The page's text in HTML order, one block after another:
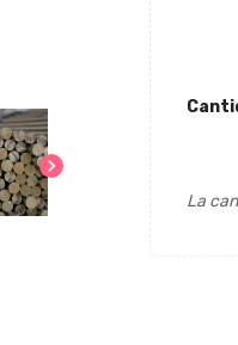
chevron_right
La